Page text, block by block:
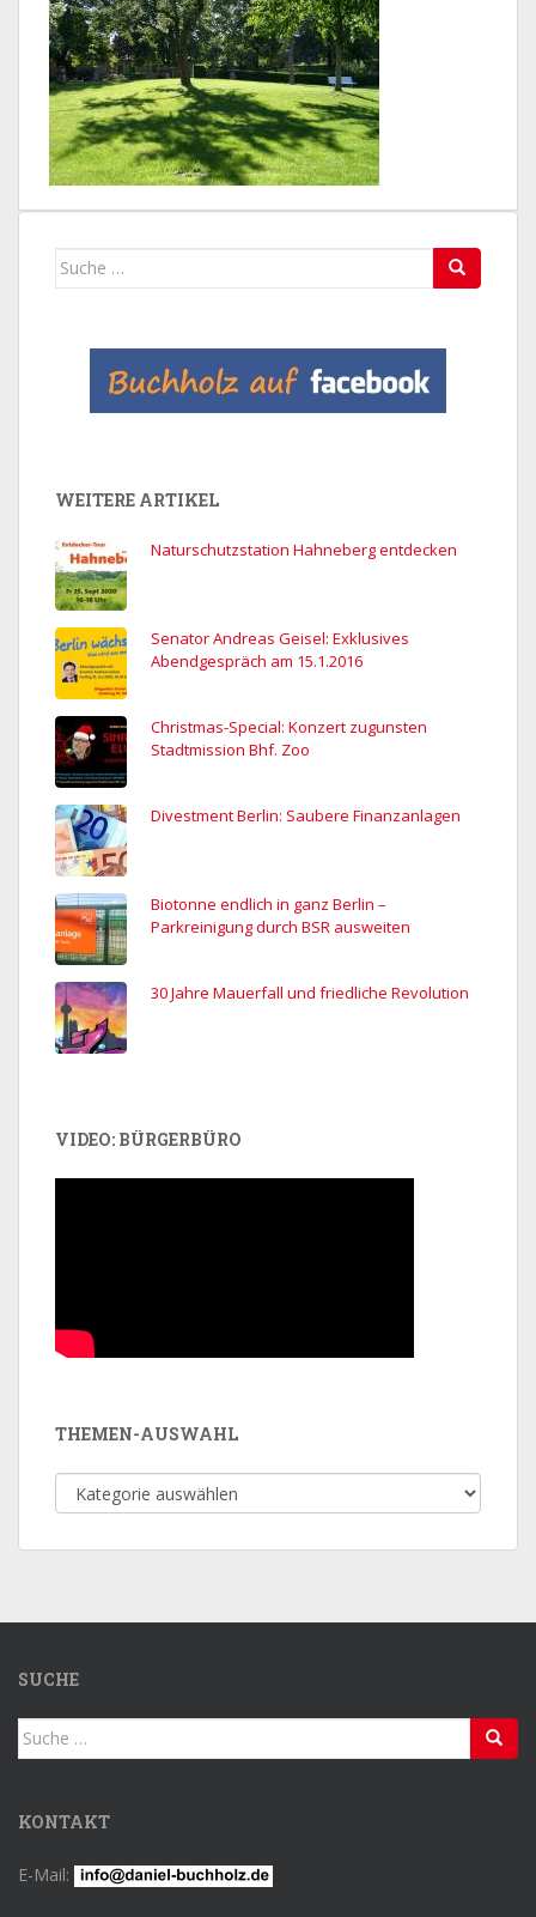
Suche
WEITERE ARTIKEL
Naturschutzstation Hahneberg entdecken
Senator Andreas Geisel: Exklusives
Abendgespräch am 15.1.2016
Christmas-Special: Konzert zugunsten
Stadtmission Bhf. Zoo
Divestment Berlin: Saubere Finanzanlagen
Biotonne endlich in ganz Berlin –
Parkreinigung durch BSR ausweiten
30 Jahre Mauerfall und friedliche Revolution
VIDEO: BÜRGERBÜRO
THEMEN-AUSWAHL
Themen-
Auswahl
SUCHE
Suche
nach:
KONTAKT
E-Mail: